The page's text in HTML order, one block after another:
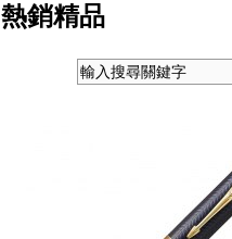
熱銷精品